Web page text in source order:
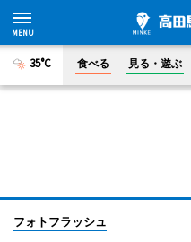
35°C 食べる 見る・遊ぶ
フォトフラッシュ